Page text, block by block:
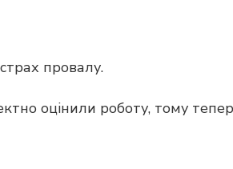
провалу.
оцінили роботу, тому тепер